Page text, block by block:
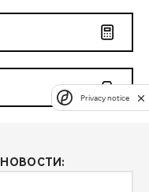
Privacy notice